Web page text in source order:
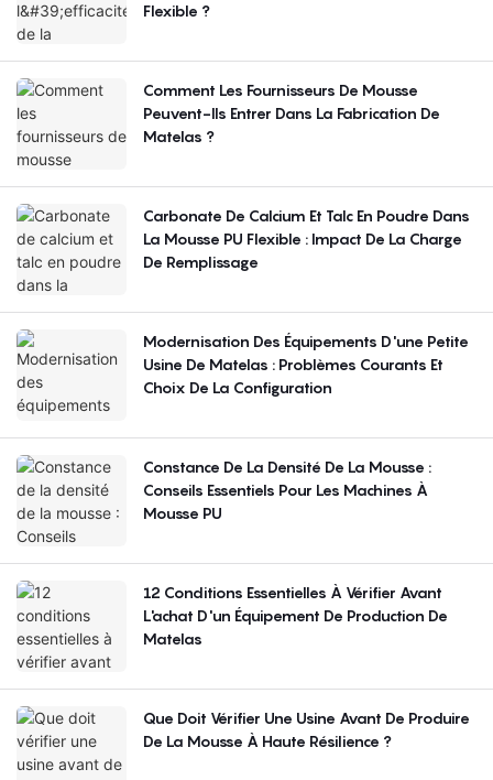
Flexible ?
Comment Les Fournisseurs De Mousse
Peuvent-Ils Entrer Dans La Fabrication De
Matelas ?
Carbonate De Calcium Et Talc En Poudre Dans
La Mousse PU Flexible : Impact De La Charge
De Remplissage
Modernisation Des Équipements D'une Petite
Usine De Matelas : Problèmes Courants Et
Choix De La Configuration
Constance De La Densité De La Mousse :
Conseils Essentiels Pour Les Machines À
Mousse PU
12 Conditions Essentielles À Vérifier Avant
L'achat D'un Équipement De Production De
Matelas
Que Doit Vérifier Une Usine Avant De Produire
De La Mousse À Haute Résilience ?